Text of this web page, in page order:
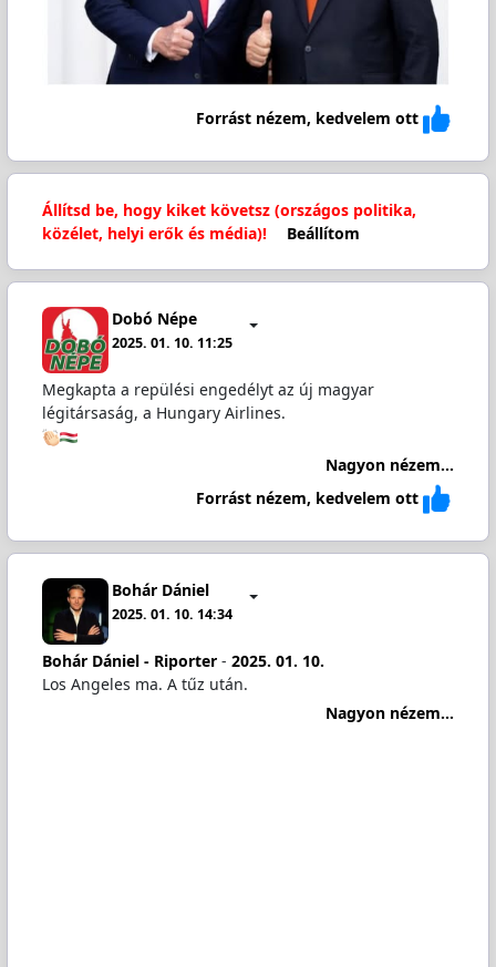
Forrást nézem, kedvelem ott
Állítsd be, hogy kiket követsz (országos politika,
közélet, helyi erők és média)!
Beállítom
Dobó Népe
2025. 01. 10. 11:25
Megkapta a repülési engedélyt az új magyar
légitársaság, a Hungary Airlines.
Nagyon nézem...
Forrást nézem, kedvelem ott
Bohár Dániel
2025. 01. 10. 14:34
Bohár Dániel - Riporter- 2025. 01. 10.
Los Angeles ma. A tűz után.
Nagyon nézem...